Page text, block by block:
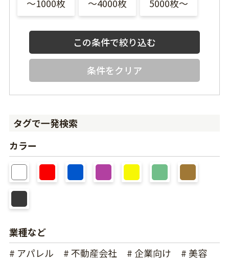
〜1000枚 〜4000枚 5000枚〜
条件をクリア
タグで一発検索
カラー
業種など
# アパレル
# 不動産会社 # 企業向け
# 美容